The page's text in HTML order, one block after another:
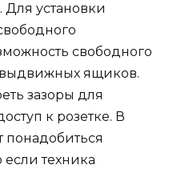
установки
свободного
ящиков.
зазоры для
к розетке. В
понадобиться
техника